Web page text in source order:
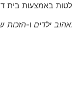
באמצעות בית
ילדיםו-הזכות